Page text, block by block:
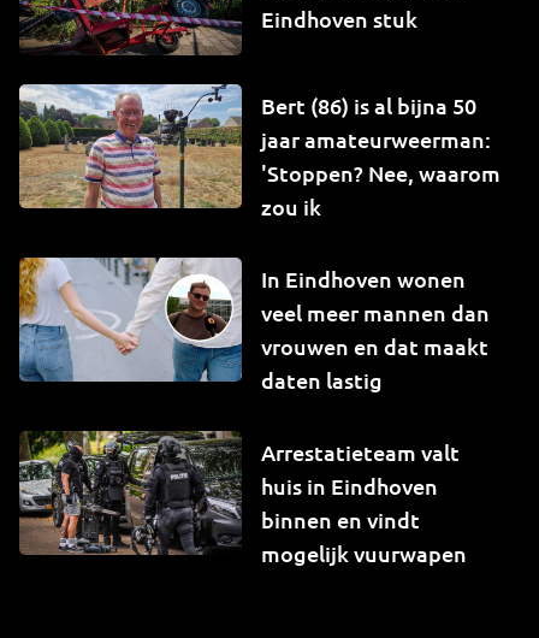
Eindhoven stuk
Bert (86) is al bijna 50
jaar amateurweerman:
'Stoppen? Nee, waarom
zou ik
In Eindhoven wonen
veel meer mannen dan
vrouwen en dat maakt
daten lastig
Arrestatieteam valt
huis in Eindhoven
binnen en vindt
mogelijk vuurwapen